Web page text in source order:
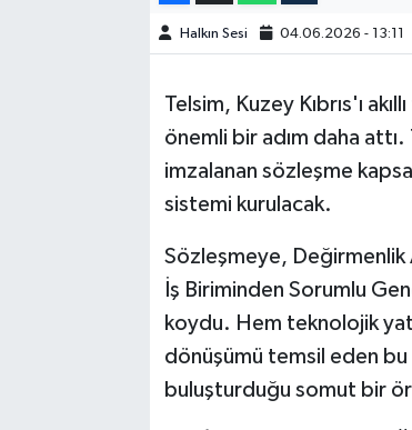
Halkın Sesi 04.06.2026 - 13:11
Telsim, Kuzey Kıbrıs'ı
önemli bir adım daha attı.
imzalanan sözleşme
sistemi kurulacak.
Sözleşmeye, Değirmenlik
İş Biriminden Sorumlu
koydu. Hem teknolojik
dönüşümü temsil eden
buluşturduğu somut bir